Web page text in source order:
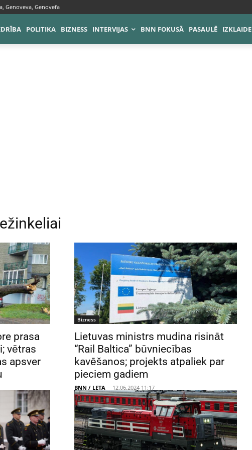
Genoveva, Genovefa
POLITIKA BIZNESS INTERVIJAS BNN FOKUSĀ PASAULĒ IZKLAIDE
prasa
vētras
apsver
Bizness
Lietuvas ministrs mudina risināt
“Rail Baltica” būvniecības
kavēšanos; projekts atpaliek par
pieciem gadiem
BNN / LETA - 12.06.2024 11:17